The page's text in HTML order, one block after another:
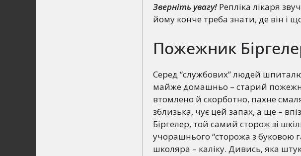
Зверніть увагу! Репліка лікаря
йому конче треба знати, де він і
Пожежник
Серед “службових” людей
майже домашньо – старий
втомлено й скорботно, пахне
зблизька, чує цей запах, а ще –
Біргелер, той самий сторож зі
учорашнього “сторожа з буковою
школяра – каліку. Дивись, яка